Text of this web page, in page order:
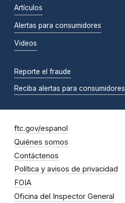
Artículos
Alertas para consumidores
Videos
Reporte el fraude
Reciba alertas para consumidores
ftc.gov/espanol
Quiénes somos
Contáctenos
Política y avisos de privacidad
FOIA
Oficina del Inspector General